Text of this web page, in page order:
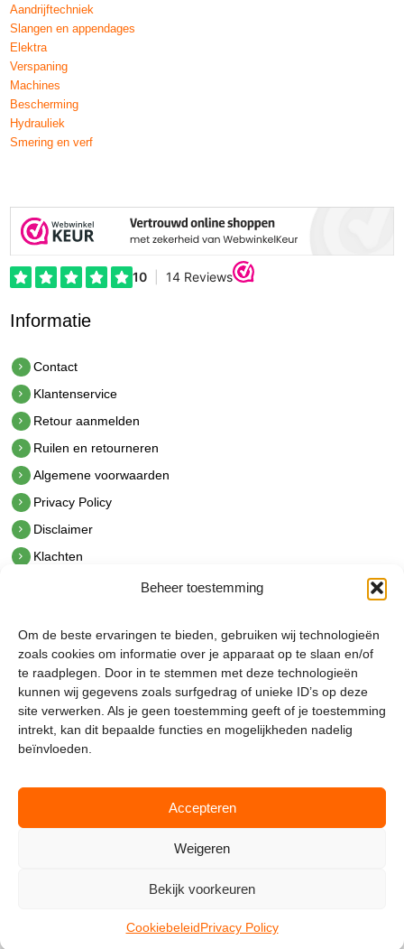
Beheer toestemming
Om de beste ervaringen te bieden, gebruiken wij technologieën
zoals cookies om informatie over je apparaat op te slaan en/of
te raadplegen. Door in te stemmen met deze technologieën
kunnen wij gegevens zoals surfgedrag of unieke ID’s op deze
site verwerken. Als je geen toestemming geeft of je toestemming
intrekt, kan dit bepaalde functies en mogelijkheden nadelig
beïnvloeden.
Accepteren
Weigeren
Bekijk voorkeuren
CookiebeleidPrivacy Policy
Aandrijftechniek
Slangen en appendages
Elektra
Verspaning
Machines
Bescherming
Hydrauliek
Smering en verf
Informatie
Contact
Klantenservice
Retour aanmelden
Ruilen en retourneren
Algemene voorwaarden
Privacy Policy
Disclaimer
Klachten
hetindustriehuis B.V.
De Hoek 1 1601 MR Enkhuizen
t.0228 53 00 40
e.info@hetindustriehuis.com
KVK 51483904
BTW NL850044522B01